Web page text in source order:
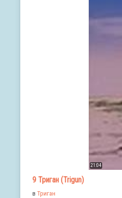
21:04
9 Триган (Trigun)
в Триган